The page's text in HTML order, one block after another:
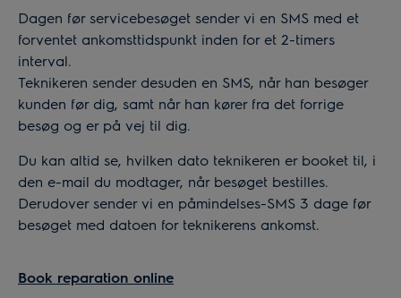
Dagen før servicebesøget sender vi en SMS med et
forventet ankomsttidspunkt inden for et 2-timers
interval.
Teknikeren sender desuden en SMS, når han besøger
kunden før dig, samt når han kører fra det forrige
besøg og er på vej til dig.
Du kan altid se, hvilken dato teknikeren er booket til, i
den e-mail du modtager, når besøget bestilles.
Derudover sender vi en påmindelses-SMS 3 dage før
besøget med datoen for teknikerens ankomst.
Book reparation online